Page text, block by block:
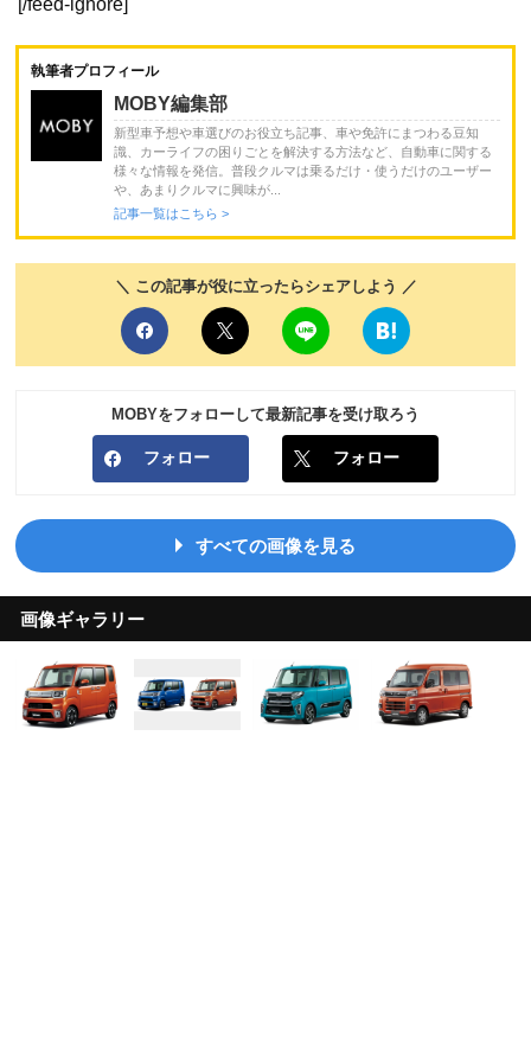
執筆者プロフィール
MOBY編集部
新型車予想や車選びのお役立ち記事、車や免許にまつわる豆知
識、カーライフの困りごとを解決する方法など、自動車に関する
様々な情報を発信。普段クルマは乗るだけ・使うだけのユーザー
や、あまりクルマに興味が...
記事一覧はこちら >
＼ この記事が役に立ったらシェアしよう ／
MOBYをフォローして最新記事を受け取ろう
フォロー フォロー
すべての画像を見る
画像ギャラリー